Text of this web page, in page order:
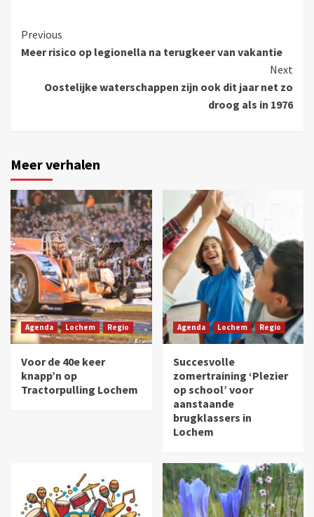
Previous
Meer risico op legionella na terugkeer van vakantie
Next
Oostelijke waterschappen zijn ook dit jaar net zo
droog als in 1976
Meer verhalen
Agenda Lochem Regio
Voor de 40e keer
knapp’n op
Tractorpulling Lochem
Agenda Lochem Regio
Succesvolle
zomertraining ‘Plezier
op school’ voor
aanstaande
brugklassers in
Lochem